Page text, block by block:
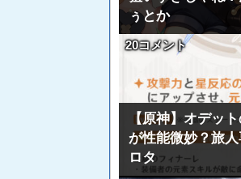
ぅとか
20コメント
【原神】オデッ
が性能微妙？旅
ロタ